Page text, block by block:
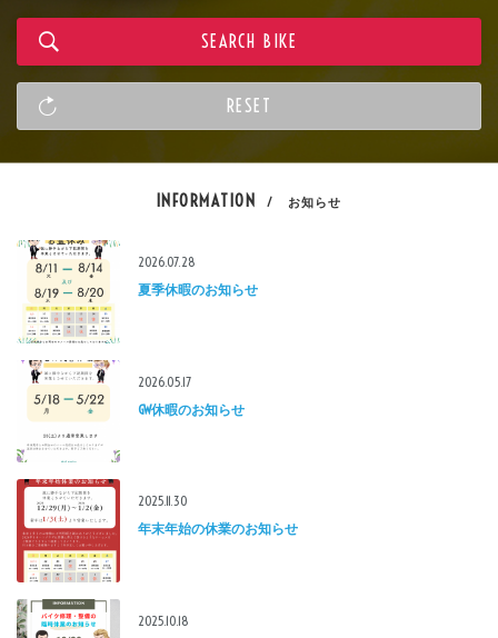
INFORMATION / お知らせ
2026.07.28
夏季休暇のお知らせ
2026.05.17
GW休暇のお知らせ
2025.11.30
年末年始の休業のお知らせ
2025.10.18